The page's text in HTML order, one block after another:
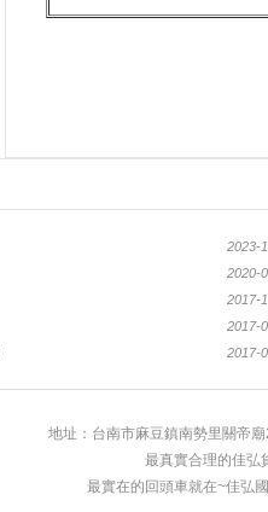
2023-
2020-
2017-
2017-
2017-
地址：台南市麻豆鎮南勢里關帝
最真實合理的佳弘
最實在的回頭車就在~佳弘